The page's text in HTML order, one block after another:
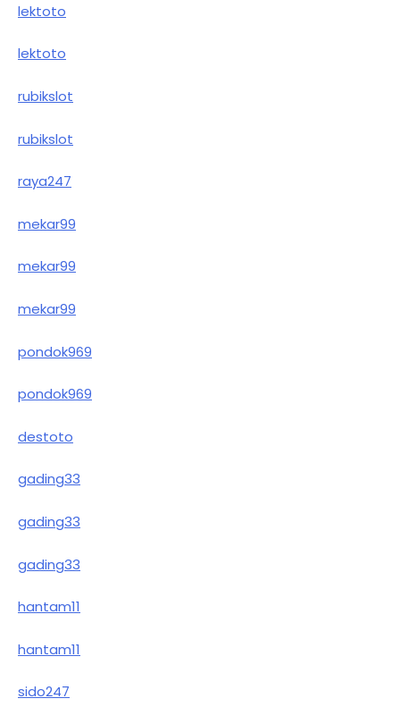
lektoto
lektoto
rubikslot
rubikslot
raya247
mekar99
mekar99
mekar99
pondok969
pondok969
destoto
gading33
gading33
gading33
hantam11
hantam11
sido247